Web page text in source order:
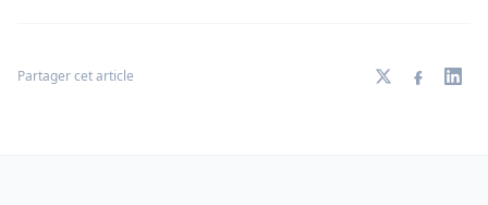
Partager cet article